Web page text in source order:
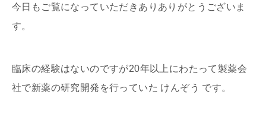
今日もご覧になっていただきありありがとうございま
す。
臨床の経験はないのですが20年以上にわたって製薬会
社で新薬の研究開発を行っていた けんぞう です。